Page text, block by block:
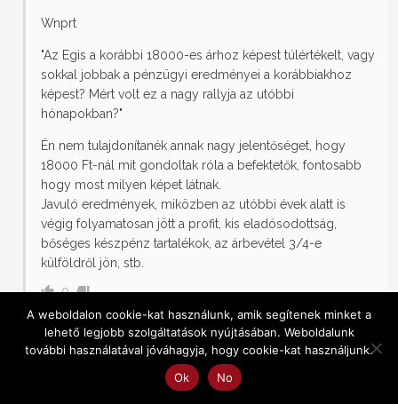
Wnprt
"Az Egis a korábbi 18000-es árhoz képest túlértékelt, vagy
sokkal jobbak a pénzügyi eredményei a korábbiakhoz
képest? Mért volt ez a nagy rallyja az utóbbi
hónapokban?"
Én nem tulajdonítanék annak nagy jelentőséget, hogy
18000 Ft-nál mit gondoltak róla a befektetők, fontosabb
hogy most milyen képet látnak.
Javuló eredmények, miközben az utóbbi évek alatt is
végig folyamatosan jött a profit, kis eladósodottság,
bőséges készpénz tartalékok, az árbevétel 3/4-e
külföldről jön, stb.
0
Wnprt Vendég 13 éve
Tényleg nem akarom megmondani a tutit, de sztem
alapkezelőre meg bankokra végképp nincs szükség
A weboldalon cookie-kat használunk, amik segítenek minket a
lehető legjobb szolgáltatások nyújtásában. Weboldalunk
további használatával jóváhagyja, hogy cookie-kat használjunk.
Ok
No